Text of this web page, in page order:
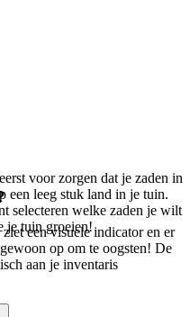
voor zorgen dat je zaden in
een leeg stuk land in je tuin.
selecteren welke zaden je wilt
je tuin groeien!
een visuele indicator en er
op om te oogsten! De
aan je inventaris